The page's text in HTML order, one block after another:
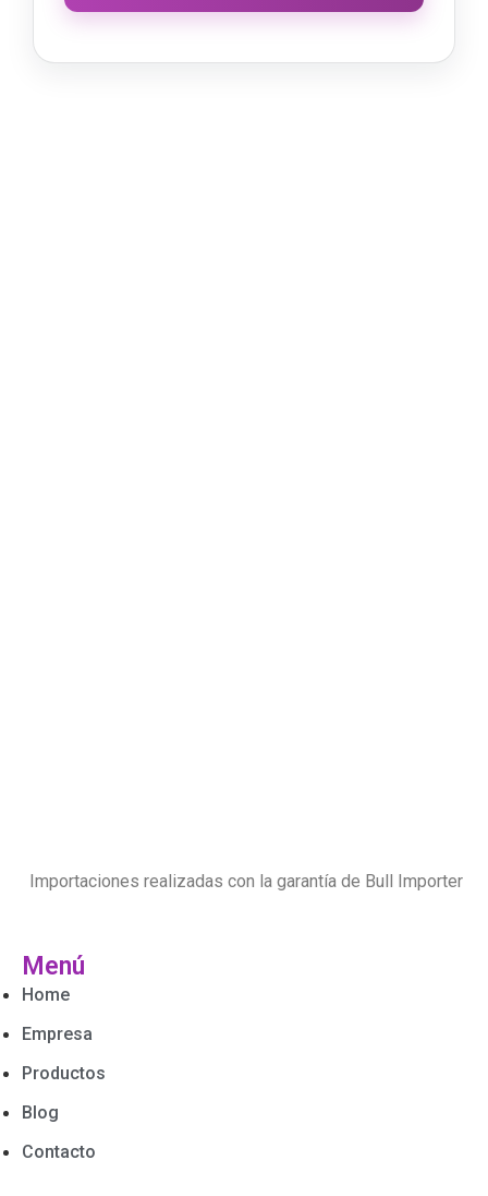
Importaciones realizadas con la garantía de Bull Importer
Menú
Home
Empresa
Productos
Blog
Contacto